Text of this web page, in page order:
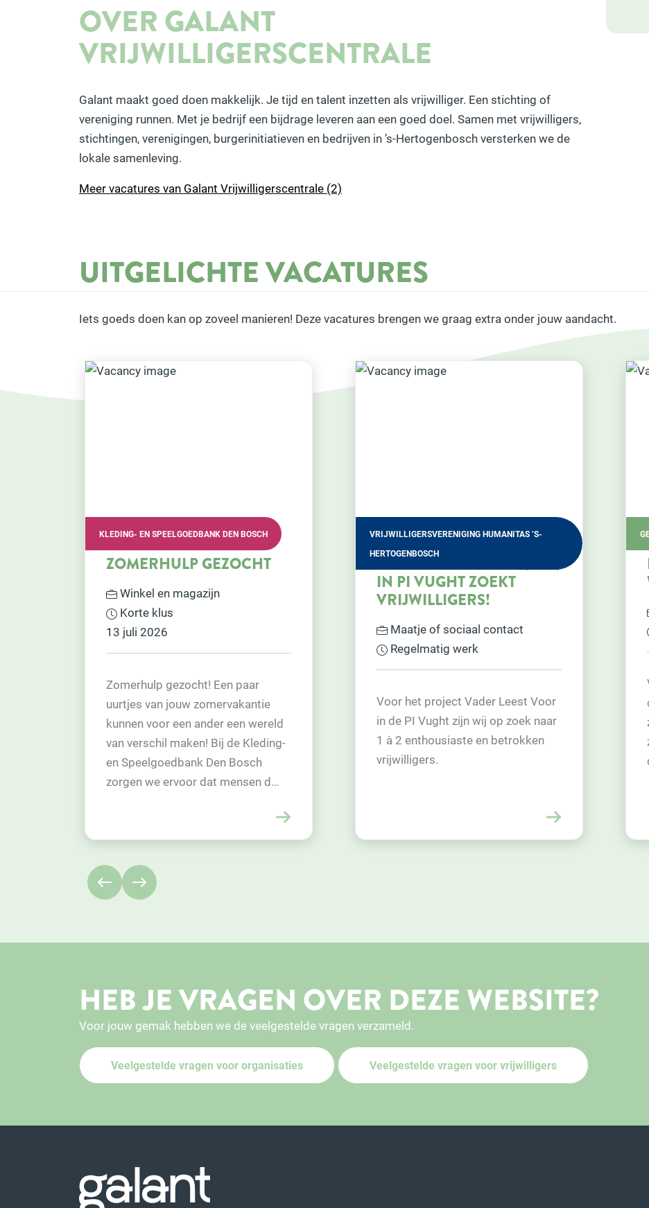
OVER GALANT
VRIJWILLIGERSCENTRALE
Galant maakt goed doen makkelijk. Je tijd en talent inzetten als vrijwilliger. Een stichting of
vereniging runnen. Met je bedrijf een bijdrage leveren aan een goed doel. Samen met vrijwilligers,
stichtingen, verenigingen, burgerinitiatieven en bedrijven in ’s-Hertogenbosch versterken we de
lokale samenleving.
Meer vacatures van Galant Vrijwilligerscentrale (2)
UITGELICHTE VACATURES
Iets goeds doen kan op zoveel manieren! Deze vacatures brengen we graag extra onder jouw aandacht.
VRIJWILLIGERSVERENIGING HUMANITAS ’S-
HERTOGENBOSCH
VADER LEEST VOOR (VLV)
VRIJWILLIGERS!
Maatje of sociaal contact
Voor het project Vader Leest Voor
in de PI Vught zijn wij op zoek naar
1 à 2 enthousiaste en betrokken
vrijwilligers.
GEBIEDSTEAM ROSMALEN NULAND VINKEL
KRIJG HET HEEN-EN-
WEER
Regelmatig werk
die dolgraag zijn echtgenote in
zorgcentrum Nuland wil bezoeken,
zoeken we een vrijwilliger met auto
die dhr wil helpen.
HEB JE VRAGEN OVER DEZE WEBSITE?
Voor jouw gemak hebben we de veelgestelde vragen verzameld.
Veelgestelde vragen voor organisaties Veelgestelde vragen voor vrijwilligers